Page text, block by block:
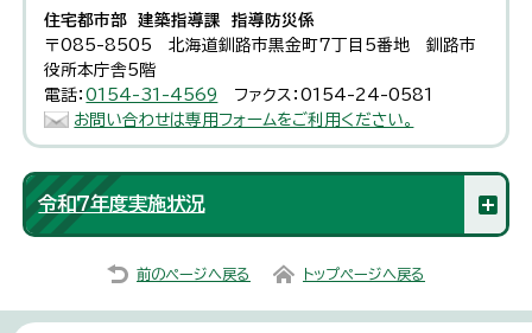
住宅都市部 建築指導課 指導防災係
〒085-8505 北海道釧路市黒金町7丁目5番地 釧路市
役所本庁舎5階
電話：0154-31-4569
ファクス：0154-24-0581
お問い合わせは専用フォームをご利用ください。
令和7年度実施状況
前のページへ戻る トップページへ戻る